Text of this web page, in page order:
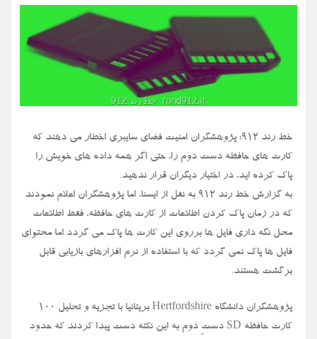
خط رند ۹۱۲: پژوهشگران امنیت فضای سایبری اخطار می دهند که
کارت های حافظه دست دوم را، حتی اگر همه داده های خویش را
پاک کرده اید، در اختیار دیگران قرار ندهید.
به گزارش خط رند ۹۱۲ به نقل از ایسنا، اما پژوهشگران اعلام نمودند
که در زمان پاک کردن اطلاعات از کارت های حافظه، فقط اطلاعات
محل نگه داری فایل ها برروی این کارت ها پاک می گردد اما محتوای
فایل ها پاک نمی گردد که با استفاده از نرم افزارهای بازیابی قابل
برگشت هستند.
پژوهشگران دانشگاه Hertfordshire بریتانیا با تجزیه و تحلیل ۱۰۰
کارت حافظه SD دستِ دوم به این نکته دست پیدا کردند که حدود